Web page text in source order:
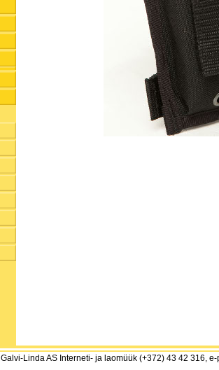
Galvi-Linda AS Interneti- ja laomüük (+372) 43 42 316,